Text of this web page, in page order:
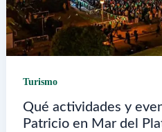
Turismo
Qué actividades y
Patricio en Mar del